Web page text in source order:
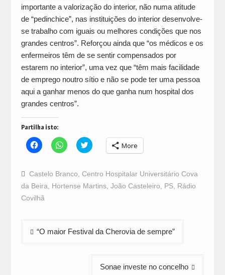
importante a valorização do interior, não numa atitude
de “pedinchice”, nas instituições do interior desenvolve-
se trabalho com iguais ou melhores condições que nos
grandes centros”. Reforçou ainda que “os médicos e os
enfermeiros têm de se sentir compensados por
estarem no interior”, uma vez que “têm mais facilidade
de emprego noutro sítio e não se pode ter uma pessoa
aqui a ganhar menos do que ganha num hospital dos
grandes centros”.
Partilha isto:
Click
to
Facebook
(Opens
in
new
window)
Click
to
WhatsApp
(Opens
in
new
Click
to
Twitter
(Opens
in
new
More
Castelo Branco Centro Hospitalar Universitário Cova
da Beira
Hortense Martins, João Casteleiro PS, Rádio
Covilhã
Navegação
“O maior Festival da Cherovia de sempre”
Sonae investe no concelho